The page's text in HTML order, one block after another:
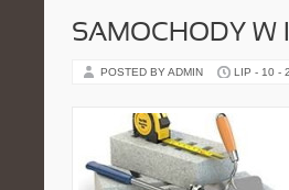
SAMOCHODY W
POSTED BY ADMIN LIP - 10 -